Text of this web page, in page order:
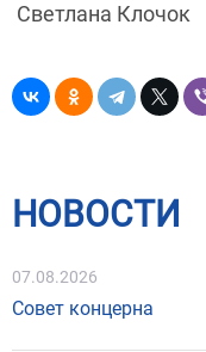
Светлана Клочок
НОВОСТИ
07.08.2026
Совет концерна